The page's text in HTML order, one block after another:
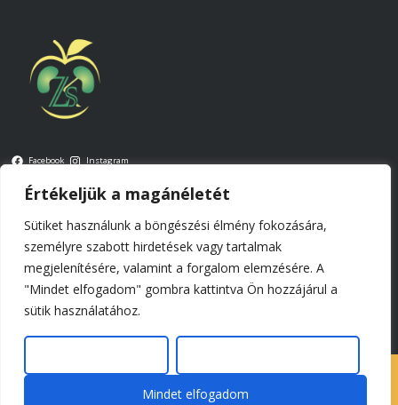
Értékeljük a magánéletét
Sütiket használunk a böngészési élmény fokozására,
személyre szabott hirdetések vagy tartalmak
megjelenítésére, valamint a forgalom elemzésére. A
"Mindet elfogadom" gombra kattintva Ön hozzájárul a
sütik használatához.
Mindet elfogadom
Facebook Instagram
Kapcsolat: zsibrita.kinga@szerveinketelei.hu
Általános szerződési feltételek
Impresszum
© 2026 Tel-Batab Kft.,
SzerveinkÉtelei By Ovation Themes